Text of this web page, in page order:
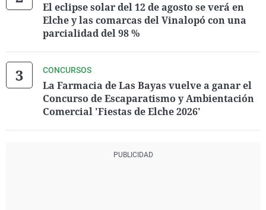
El eclipse solar del 12 de agosto se verá en
Elche y las comarcas del Vinalopó con una
parcialidad del 98 %
CONCURSOS
La Farmacia de Las Bayas vuelve a ganar el
Concurso de Escaparatismo y Ambientación
Comercial 'Fiestas de Elche 2026'